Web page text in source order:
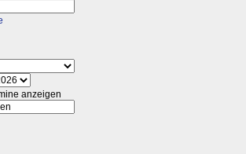
anzeigen